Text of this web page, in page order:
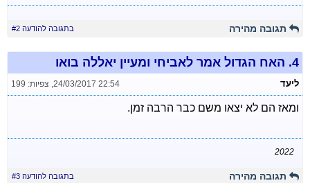
תגובה מהירה בתגובה להודעה #2
4. האח הגדול אמר לאביחי ומעיין יאללה בואו
ליעד 24/03/2017 22:54
, צפיות: 199
ומאז הם לא יצאו משם כבר הרבה זמן.
2022
תגובה מהירה בתגובה להודעה #3